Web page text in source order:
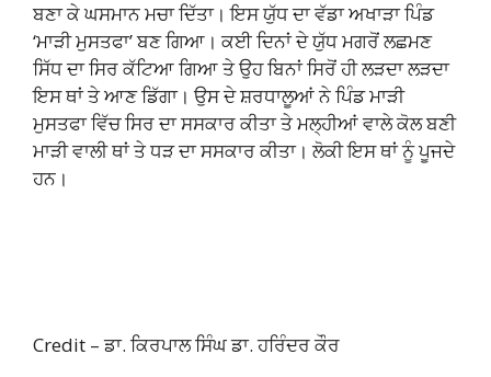
ਬਣਾ ਕੇ ਘਸਮਾਨ ਮਚਾ ਦਿੱਤਾ। ਇਸ ਯੁੱਧ ਦਾ ਵੱਡਾ ਅਖਾੜਾ ਪਿੰਡ
‘ਮਾੜੀ ਮੁਸਤਫਾ’ ਬਣ ਗਿਆ। ਕਈ ਦਿਨਾਂ ਦੇ ਯੁੱਧ ਮਗਰੋਂ ਲਛਮਣ
ਸਿੱਧ ਦਾ ਸਿਰ ਕੱਟਿਆ ਗਿਆ ਤੇ ਉਹ ਬਿਨਾਂ ਸਿਰੋਂ ਹੀ ਲੜਦਾ ਲੜਦਾ
ਇਸ ਥਾਂ ਤੇ ਆਣ ਡਿੱਗਾ। ਉਸ ਦੇ ਸ਼ਰਧਾਲੂਆਂ ਨੇ ਪਿੰਡ ਮਾੜੀ
ਮੁਸਤਫਾ ਵਿੱਚ ਸਿਰ ਦਾ ਸਸਕਾਰ ਕੀਤਾ ਤੇ ਮਲ੍ਹੀਆਂ ਵਾਲੇ ਕੋਲ ਬਣੀ
ਮਾੜੀ ਵਾਲੀ ਥਾਂ ਤੇ ਧੜ ਦਾ ਸਸਕਾਰ ਕੀਤਾ। ਲੋਕੀ ਇਸ ਥਾਂ ਨੂੰ ਪੂਜਦੇ
ਹਨ।
Credit – ਡਾ. ਕਿਰਪਾਲ ਸਿੰਘ ਡਾ. ਹਰਿੰਦਰ ਕੌਰ